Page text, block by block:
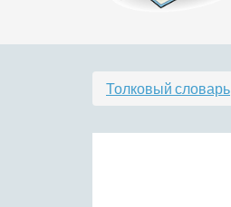
Толковый словарь